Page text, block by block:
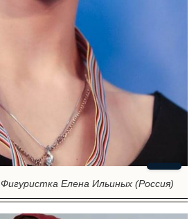
Фигуристка Елена Ильиных (Россия)